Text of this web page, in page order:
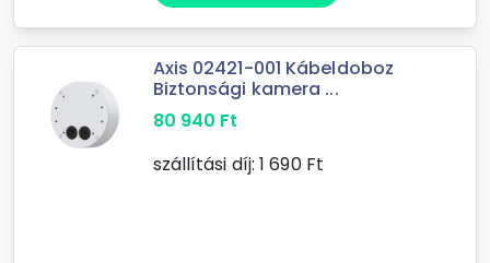
Axis 02421-001 Kábeldoboz
Biztonsági kamera ...
80 940 Ft
szállítási díj: 1 690Ft